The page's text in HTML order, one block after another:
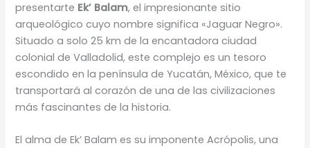
presentarte Ek’ Balam, el impresionante sitio
arqueológico cuyo nombre significa «Jaguar Negro».
Situado a solo 25 km de la encantadora ciudad
colonial de Valladolid, este complejo es un tesoro
escondido en la península de Yucatán, México, que te
transportará al corazón de una de las civilizaciones
más fascinantes de la historia.
El alma de Ek’ Balam es su imponente Acrópolis, una